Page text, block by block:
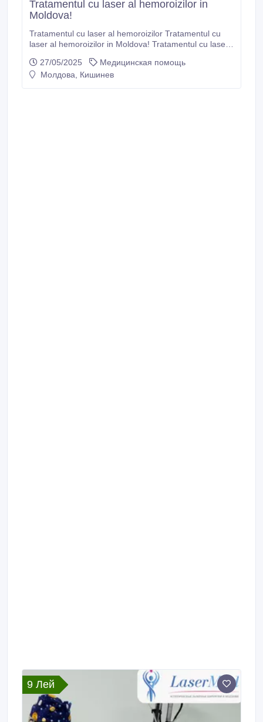
Tratamentul cu laser al hemoroizilor in
Moldova!
Tratamentul cu laser al hemoroizilor Tratamentul cu
laser al hemoroizilor in Moldova! Tratamentul cu laser
“LaserMedMoldova”! https://www.youtube.com/watch?
v=0XWU1SPjkRo&rco=1
27/05/2025
Медицинская помощь
Молдова, Кишинев
9 Лей